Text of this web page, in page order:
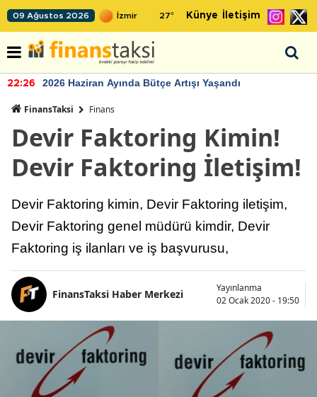
09 Ağustos 2026 27° Künye İletişim
22:26 2026 Haziran Ayında Bütçe Artışı Yaşandı
FinansTaksi Finans
Devir Faktoring Kimin!
Devir Faktoring İletişim!
Devir Faktoring kimin, Devir Faktoring iletişim,
Devir Faktoring genel müdürü kimdir, Devir
Faktoring iş ilanları ve iş başvurusu,
FinansTaksi Haber Merkezi
Yayınlanma
02 Ocak 2020 - 19:50